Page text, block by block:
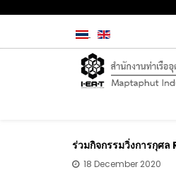
ร่วมกิจกรรมวิ่งการกุศ
18 December 2020